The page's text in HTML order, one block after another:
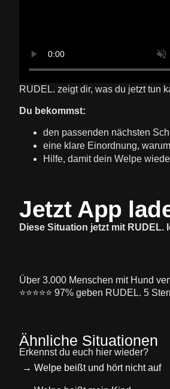
RUDEL. zeigt dir, was du jetzt tun
Du bekommst:
den passenden nächsten
eine klare Einordnung,
Hilfe, damit dein Welpe
Jetzt App
Diese Situation jetzt mit RUDEL.
Über 3.000 Menschen mit Hund
⭐️⭐️⭐️⭐️⭐️ 97% geben RUDEL. 5
Ähnliche Situationen
Erkennst du euch hier wieder?
→ Welpe beißt und hört nicht auf